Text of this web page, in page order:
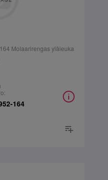
Molaarirengas yläleuka
164